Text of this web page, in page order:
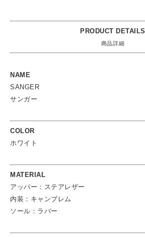
PRODUCT DETAILS
商品詳細
NAME
SANGER
サンガー
COLOR
ホワイト
MATERIAL
アッパー：ステアレザー
内装：キャンブレム
ソール：ラバー